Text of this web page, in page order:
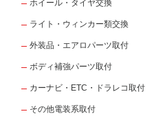
ホイール・タイヤ交換
ライト・ウィンカー類交換
外装品・エアロパーツ取付
ボディ補強パーツ取付
カーナビ・ETC・ドラレコ取付
その他電装系取付